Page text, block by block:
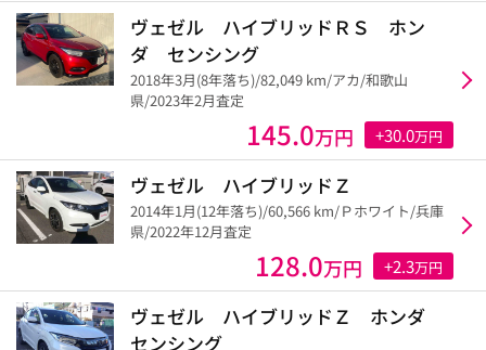
ヴェゼル ハイブリッドＲＳ ホン
ダ センシング
2018年3月(8年落ち)/82,049 km/アカ/和歌山
県/2023年2月査定
145.0万円 +30.0万円
ヴェゼル ハイブリッドＺ
2014年1月(12年落ち)/60,566 km/Ｐホワイト/兵庫
県/2022年12月査定
128.0万円 +2.3万円
ヴェゼル ハイブリッドＺ ホンダ
センシング